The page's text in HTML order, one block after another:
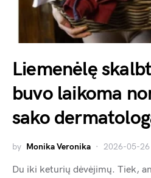
Liemenėlę
buvo laikoma
sako
by Monika Veronika 2026-05-26
Du iki keturių dėvėjimų. Tiek,